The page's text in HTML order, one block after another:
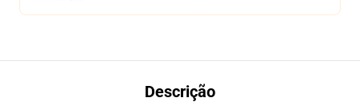
Descrição